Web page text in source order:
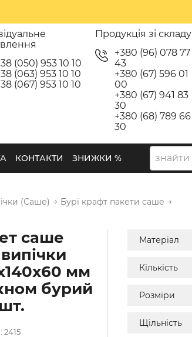
(050) 953 10 10
(063) 953 10 10
(067) 953 10 10
Продукція зі складу
+380 (96) 078 77
43
+380 (67) 596 01
00
+380 (67) 941 83
30
+380 (68) 789 66
30
КОНТАКТИ ЗНИЖКИ % знайти
(Саше) → Бурі крафт пакети саше →
саше
мм
бурий
2415
Матеріал
Кількість
Розміри
Щільність